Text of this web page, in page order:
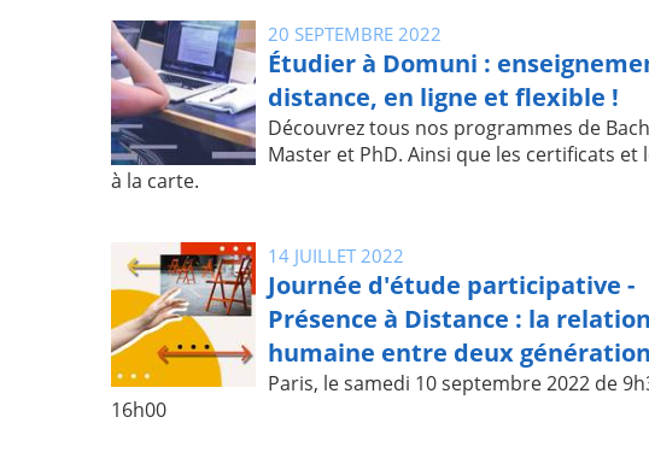
20 SEPTEMBRE 2022
Étudier à Domuni :
distance, en ligne et flexible !
Découvrez tous nos programmes de
Master et PhD. Ainsi que les certificats et
à la carte.
14 JUILLET 2022
Journée d'étude participative -
Présence à Distance : la relation
humaine entre deux
Paris, le samedi 10 septembre 2022 de
16h00